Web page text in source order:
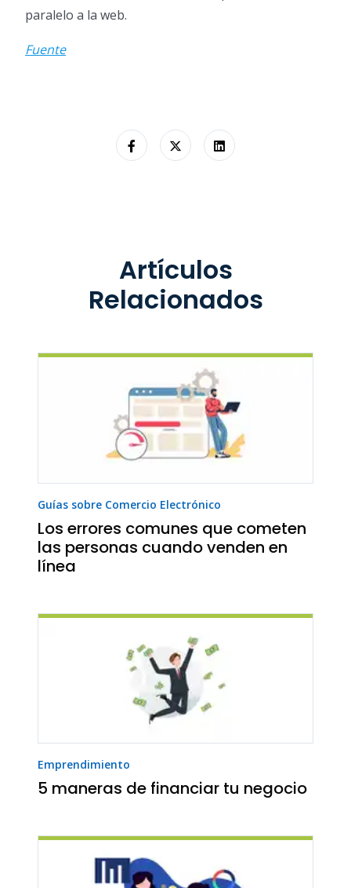
paralelo a la web.
Fuente
Artículos
Relacionados
Guías sobre Comercio Electrónico
Los errores comunes que cometen
las personas cuando venden en
línea
Emprendimiento
5 maneras de financiar tu negocio